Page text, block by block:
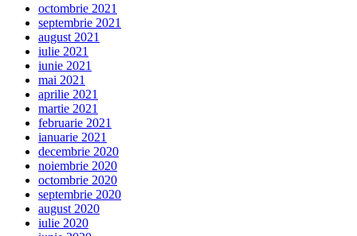
octombrie 2021
septembrie 2021
august 2021
iulie 2021
iunie 2021
mai 2021
aprilie 2021
martie 2021
februarie 2021
ianuarie 2021
decembrie 2020
noiembrie 2020
octombrie 2020
septembrie 2020
august 2020
iulie 2020